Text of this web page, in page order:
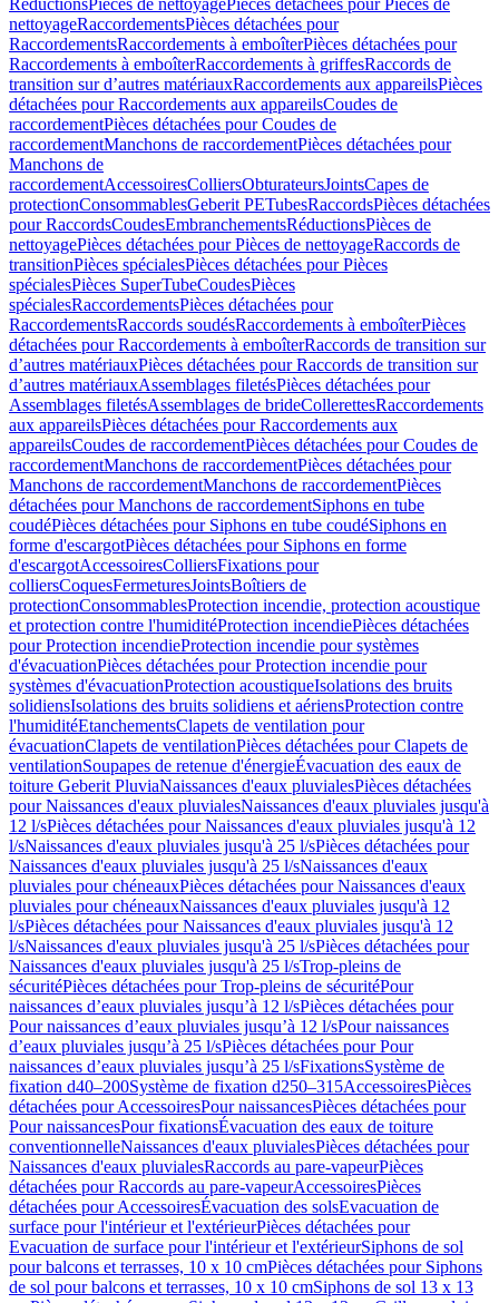
RéductionsPièces de nettoyagePièces détachées pour Pièces de
nettoyageRaccordementsPièces détachées pour
RaccordementsRaccordements à emboîterPièces détachées pour
Raccordements à emboîterRaccordements à griffesRaccords de
transition sur d’autres matériauxRaccordements aux appareilsPièces
détachées pour Raccordements aux appareilsCoudes de
raccordementPièces détachées pour Coudes de
raccordementManchons de raccordementPièces détachées pour
Manchons de
raccordementAccessoiresColliersObturateursJointsCapes de
protectionConsommablesGeberit PETubesRaccordsPièces détachées
pour RaccordsCoudesEmbranchementsRéductionsPièces de
nettoyagePièces détachées pour Pièces de nettoyageRaccords de
transitionPièces spécialesPièces détachées pour Pièces
spécialesPièces SuperTubeCoudesPièces
spécialesRaccordementsPièces détachées pour
RaccordementsRaccords soudésRaccordements à emboîterPièces
détachées pour Raccordements à emboîterRaccords de transition sur
d’autres matériauxPièces détachées pour Raccords de transition sur
d’autres matériauxAssemblages filetésPièces détachées pour
Assemblages filetésAssemblages de brideCollerettesRaccordements
aux appareilsPièces détachées pour Raccordements aux
appareilsCoudes de raccordementPièces détachées pour Coudes de
raccordementManchons de raccordementPièces détachées pour
Manchons de raccordementManchons de raccordementPièces
détachées pour Manchons de raccordementSiphons en tube
coudéPièces détachées pour Siphons en tube coudéSiphons en
forme d'escargotPièces détachées pour Siphons en forme
d'escargotAccessoiresColliersFixations pour
colliersCoquesFermeturesJointsBoîtiers de
protectionConsommablesProtection incendie, protection acoustique
et protection contre l'humiditéProtection incendiePièces détachées
pour Protection incendieProtection incendie pour systèmes
d'évacuationPièces détachées pour Protection incendie pour
systèmes d'évacuationProtection acoustiqueIsolations des bruits
solidiensIsolations des bruits solidiens et aériensProtection contre
l'humiditéEtanchementsClapets de ventilation pour
évacuationClapets de ventilationPièces détachées pour Clapets de
ventilationSoupapes de retenue d'énergieÉvacuation des eaux de
toiture Geberit PluviaNaissances d'eaux pluvialesPièces détachées
pour Naissances d'eaux pluvialesNaissances d'eaux pluviales jusqu'à
12 l/sPièces détachées pour Naissances d'eaux pluviales jusqu'à 12
l/sNaissances d'eaux pluviales jusqu'à 25 l/sPièces détachées pour
Naissances d'eaux pluviales jusqu'à 25 l/sNaissances d'eaux
pluviales pour chéneauxPièces détachées pour Naissances d'eaux
pluviales pour chéneauxNaissances d'eaux pluviales jusqu'à 12
l/sPièces détachées pour Naissances d'eaux pluviales jusqu'à 12
l/sNaissances d'eaux pluviales jusqu'à 25 l/sPièces détachées pour
Naissances d'eaux pluviales jusqu'à 25 l/sTrop-pleins de
sécuritéPièces détachées pour Trop-pleins de sécuritéPour
naissances d’eaux pluviales jusqu’à 12 l/sPièces détachées pour
Pour naissances d’eaux pluviales jusqu’à 12 l/sPour naissances
d’eaux pluviales jusqu’à 25 l/sPièces détachées pour Pour
naissances d’eaux pluviales jusqu’à 25 l/sFixationsSystème de
fixation d40–200Système de fixation d250–315AccessoiresPièces
détachées pour AccessoiresPour naissancesPièces détachées pour
Pour naissancesPour fixationsÉvacuation des eaux de toiture
conventionnelleNaissances d'eaux pluvialesPièces détachées pour
Naissances d'eaux pluvialesRaccords au pare-vapeurPièces
détachées pour Raccords au pare-vapeurAccessoiresPièces
détachées pour AccessoiresÉvacuation des solsEvacuation de
surface pour l'intérieur et l'extérieurPièces détachées pour
Evacuation de surface pour l'intérieur et l'extérieurSiphons de sol
pour balcons et terrasses, 10 x 10 cmPièces détachées pour Siphons
de sol pour balcons et terrasses, 10 x 10 cmSiphons de sol 13 x 13